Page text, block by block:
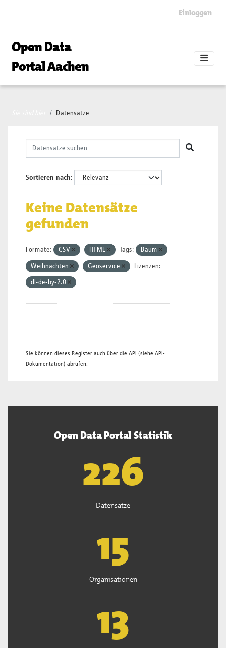
Einloggen
Open Data
Portal Aachen
Datensätze
Sortieren nach
Keine Datensätze
gefunden
Formate: CSV HTML Tags: Baum
Weihnachten Geoservice Lizenzen:
dl-de-by-2.0
Sie können dieses Register auch über die API (siehe API-
Dokumentation) abrufen.
Open Data Portal Statistik
226
Datensätze
15
Organisationen
13